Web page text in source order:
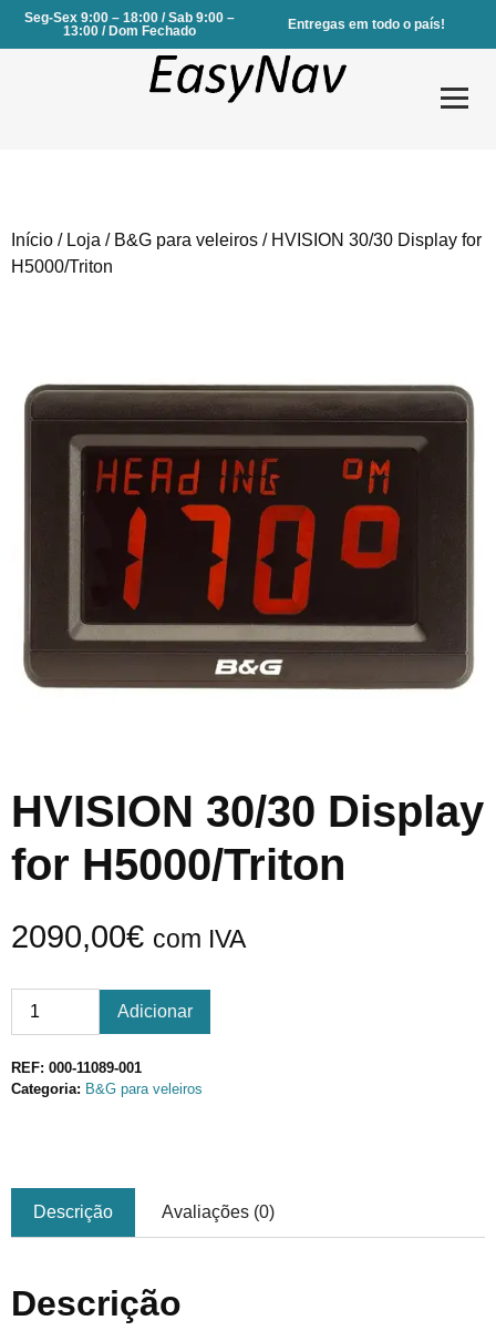
Seg-Sex 9:00 – 18:00 / Sab 9:00 –
13:00 / Dom Fechado
Entregas em todo o país!
Contactos
Início / Loja / B&G para veleiros / HVISION 30/30 Display for
H5000/Triton
HVISION 30/30 Display
for H5000/Triton
2090,00€ com IVA
Adicionar
REF: 000-11089-001
Categoria: B&G para veleiros
Descrição Avaliações (0)
Descrição